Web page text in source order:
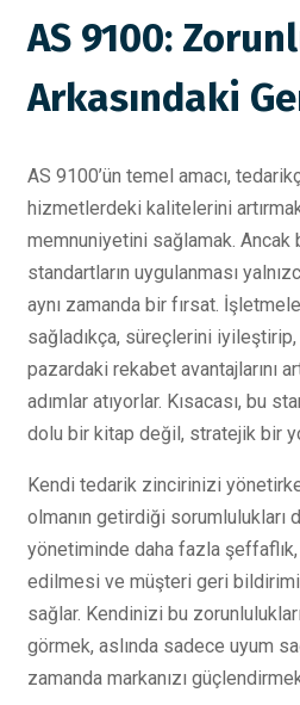
AS 9100:
Arkasındaki
AS 9100’ün temel amacı,
hizmetlerdeki kalitelerini
memnuniyetini sağlamak. Ancak
standartların uygulanması
aynı zamanda bir fırsat.
sağladıkça, süreçlerini
pazardaki rekabet avantajlarını
adımlar atıyorlar. Kısacası, bu
dolu bir kitap değil, stratejik bir
Kendi tedarik zincirinizi
olmanın getirdiği sorumlulukları
yönetiminde daha fazla
edilmesi ve müşteri geri
sağlar. Kendinizi bu
görmek, aslında sadece uyum
zamanda markanızı